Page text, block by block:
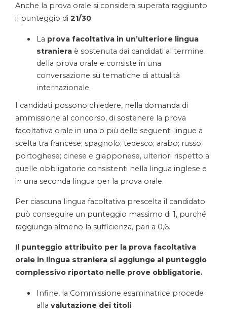
Anche la prova orale si considera superata raggiunto
il punteggio di 21/30.
La prova facoltativa in un’ulteriore lingua
straniera è sostenuta dai candidati al termine
della prova orale e consiste in una
conversazione su tematiche di attualità
internazionale.
I candidati possono chiedere, nella domanda di
ammissione al concorso, di sostenere la prova
facoltativa orale in una o più delle seguenti lingue a
scelta tra francese; spagnolo; tedesco; arabo; russo;
portoghese; cinese e giapponese, ulteriori rispetto a
quelle obbligatorie consistenti nella lingua inglese e
in una seconda lingua per la prova orale.
Per ciascuna lingua facoltativa prescelta il candidato
può conseguire un punteggio massimo di 1, purché
raggiunga almeno la sufficienza, pari a 0,6.
Il punteggio attribuito per la prova facoltativa
orale in lingua straniera si aggiunge al punteggio
complessivo riportato nelle prove obbligatorie.
Infine, la Commissione esaminatrice procede
alla valutazione dei titoli.